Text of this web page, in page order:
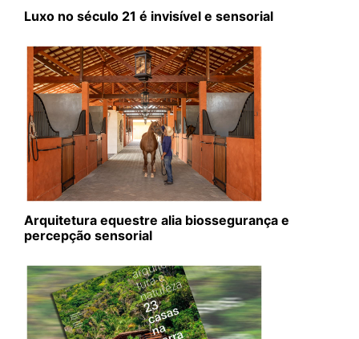
Luxo no século 21 é invisível e sensorial
Arquitetura equestre alia biossegurança e
percepção sensorial